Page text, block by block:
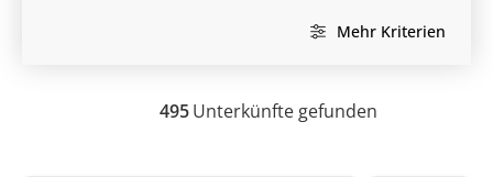
Mehr Kriterien
495Unterkünfte gefunden